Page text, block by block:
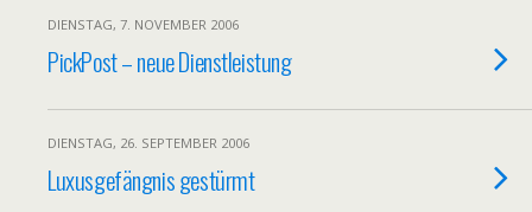
DIENSTAG, 7. NOVEMBER 2006
PickPost – neue Dienstleistung
DIENSTAG, 26. SEPTEMBER 2006
Luxusgefängnis gestürmt